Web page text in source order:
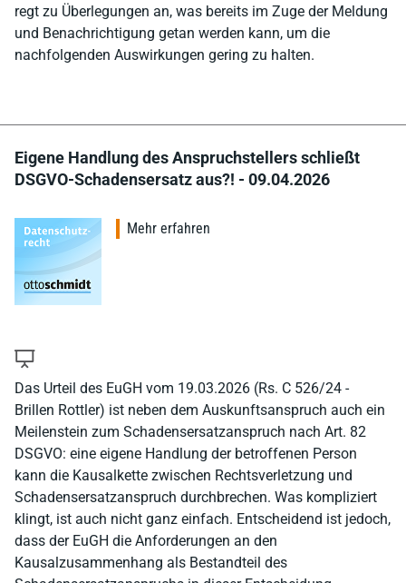
regt zu Überlegungen an, was bereits im Zuge der Meldung
und Benachrichtigung getan werden kann, um die
nachfolgenden Auswirkungen gering zu halten.
Eigene Handlung des Anspruchstellers schließt
DSGVO-Schadensersatz aus?! - 09.04.2026
Das Urteil des EuGH vom 19.03.2026 (Rs. C 526/24 -
Brillen Rottler) ist neben dem Auskunftsanspruch auch ein
Meilenstein zum Schadensersatzanspruch nach Art. 82
DSGVO: eine eigene Handlung der betroffenen Person
kann die Kausalkette zwischen Rechtsverletzung und
Schadensersatzanspruch durchbrechen. Was kompliziert
klingt, ist auch nicht ganz einfach. Entscheidend ist jedoch,
dass der EuGH die Anforderungen an den
Kausalzusammenhang als Bestandteil des
Mehr erfahren